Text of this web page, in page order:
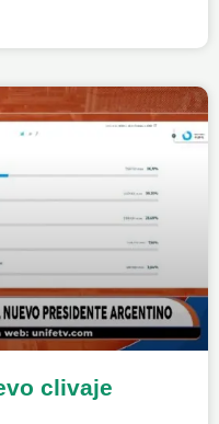
clivaje